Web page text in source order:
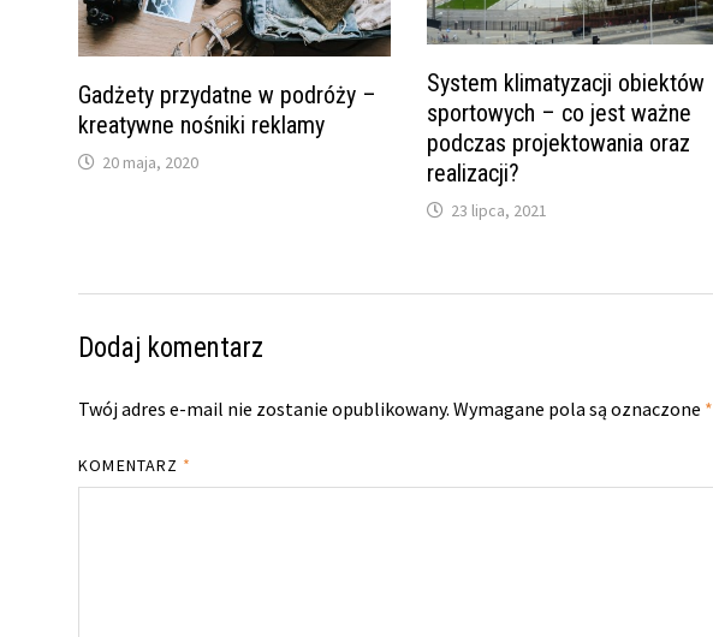
Gadżety przydatne w podróży –
kreatywne nośniki reklamy
20 maja, 2020
System klimatyzacji obiektów
sportowych – co jest ważne
podczas projektowania oraz
realizacji?
23 lipca, 2021
Dodaj komentarz
Twój adres e-mail nie zostanie opublikowany. Wymagane pola są oznaczone *
KOMENTARZ *